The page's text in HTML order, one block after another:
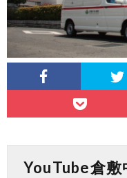
YouTube倉